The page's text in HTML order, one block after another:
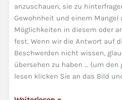
anzuschauen, sie zu
Gewohnheit und einem Mangel
Möglichkeiten in diesem oder
fest. Wenn wir die Antwort auf
Beschwerden nicht wissen,
übersehen zu haben … (um den
lesen klicken Sie an das Bild